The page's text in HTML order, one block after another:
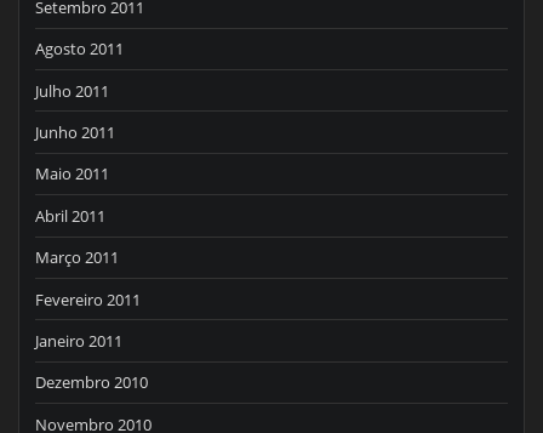
Setembro 2011
Agosto 2011
Julho 2011
Junho 2011
Maio 2011
Abril 2011
Março 2011
Fevereiro 2011
Janeiro 2011
Dezembro 2010
Novembro 2010